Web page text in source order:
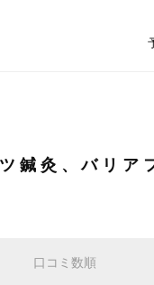
鍼灸、バリア
口コミ数順